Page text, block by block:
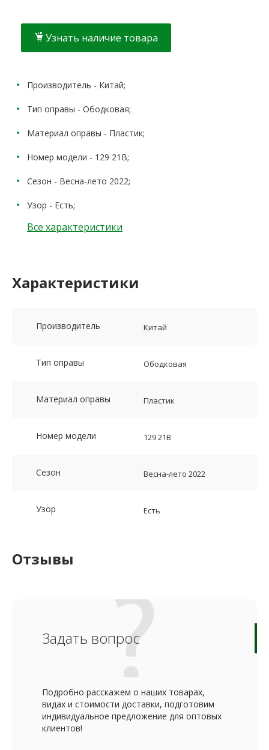
Узнать наличие товара
Производитель - Китай;
Тип оправы - Ободковая;
Материал оправы - Пластик;
Номер модели - 129 21В;
Сезон - Весна-лето 2022;
Узор - Есть;
Все характеристики
Характеристики
Производитель Китай
Тип оправы Ободковая
Материал оправы Пластик
Номер модели 129 21В
Сезон Весна-лето 2022
Узор Есть
Отзывы
Задать вопрос
Подробно расскажем о наших товарах,
видах и стоимости доставки, подготовим
индивидуальное предложение для оптовых
клиентов!